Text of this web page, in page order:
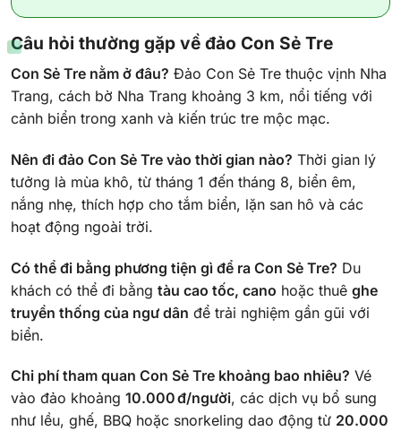
Câu hỏi thường gặp về đảo Con Sẻ Tre
Con Sẻ Tre nằm ở đâu? Đảo Con Sẻ Tre thuộc vịnh Nha
Trang, cách bờ Nha Trang khoảng 3 km, nổi tiếng với
cảnh biển trong xanh và kiến trúc tre mộc mạc.
Nên đi đảo Con Sẻ Tre vào thời gian nào? Thời gian lý
tưởng là mùa khô, từ tháng 1 đến tháng 8, biển êm,
nắng nhẹ, thích hợp cho tắm biển, lặn san hô và các
hoạt động ngoài trời.
Có thể đi bằng phương tiện gì để ra Con Sẻ Tre? Du
khách có thể đi bằng tàu cao tốc, cano hoặc thuê ghe
truyền thống của ngư dân để trải nghiệm gần gũi với
biển.
Chi phí tham quan Con Sẻ Tre khoảng bao nhiêu? Vé
vào đảo khoảng 10.000 đ/người, các dịch vụ bổ sung
như lều, ghế, BBQ hoặc snorkeling dao động từ 20.000